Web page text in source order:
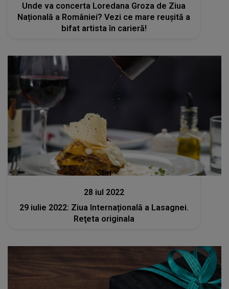
Unde va concerta Loredana Groza de Ziua
Națională a României? Vezi ce mare reușită a
bifat artista în carieră!
Stiri
28 iul 2022
29 iulie 2022: Ziua Internațională a Lasagnei.
Reţeta originala